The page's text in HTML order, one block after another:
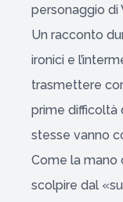
personaggio di
Un racconto
ironici e
trasmettere
prime difficoltà
stesse vanno
Come la mano
scolpire dal